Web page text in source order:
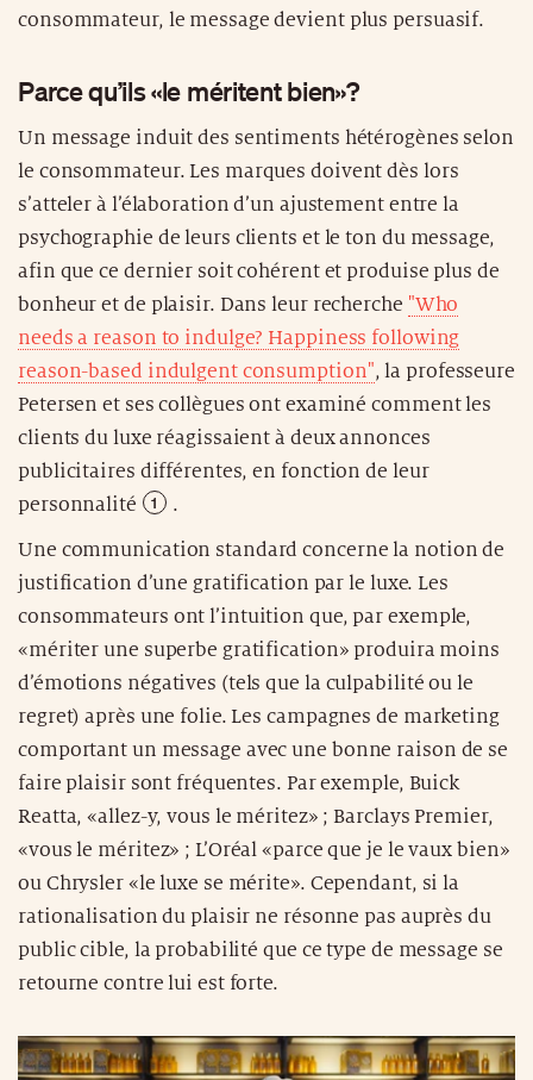
consommateur, le message devient plus persuasif.
Parce qu’ils «le méritent bien»?
Un message induit des sentiments hétérogènes selon
le consommateur. Les marques doivent dès lors
s’atteler à l’élaboration d’un ajustement entre la
psychographie de leurs clients et le ton du message,
afin que ce dernier soit cohérent et produise plus de
bonheur et de plaisir. Dans leur recherche "Who
needs a reason to indulge? Happiness following
reason-based indulgent consumption", la professeure
Petersen et ses collègues ont examiné comment les
clients du luxe réagissaient à deux annonces
publicitaires différentes, en fonction de leur
personnalité
.
Une communication standard concerne la notion de
justification d’une gratification par le luxe. Les
consommateurs ont l’intuition que, par exemple,
«mériter une superbe gratification» produira moins
d’émotions négatives (tels que la culpabilité ou le
regret) après une folie. Les campagnes de marketing
comportant un message avec une bonne raison de se
faire plaisir sont fréquentes. Par exemple, Buick
Reatta, «allez-y, vous le méritez» ; Barclays Premier,
«vous le méritez» ; L’Oréal «parce que je le vaux bien»
ou Chrysler «le luxe se mérite». Cependant, si la
rationalisation du plaisir ne résonne pas auprès du
public cible, la probabilité que ce type de message se
retourne contre lui est forte.